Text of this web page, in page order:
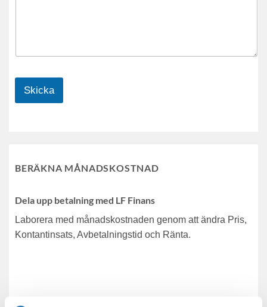
Skicka
BERÄKNA MÅNADSKOSTNAD
Dela upp betalning med LF Finans
Laborera med månadskostnaden genom att ändra Pris,
Kontantinsats, Avbetalningstid och Ränta.